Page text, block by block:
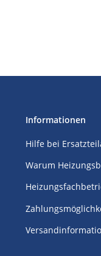
Informationen
Hilfe bei
Warum